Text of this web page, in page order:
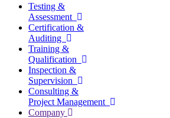
Testing &
Assessment
Certification &
Auditing
Training &
Qualification
Inspection &
Supervision
Consulting &
Project Management
Company